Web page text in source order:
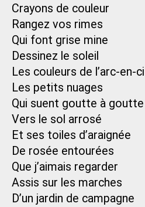
Crayons de couleur
Rangez vos rimes
Qui font grise mine
Dessinez le soleil
Les couleurs de l’arc-en-
Les petits nuages
Qui suent goutte à goutte
Vers le sol arrosé
Et ses toiles d’araignée
De rosée entourées
Que j’aimais regarder
Assis sur les marches
D’un jardin de campagne